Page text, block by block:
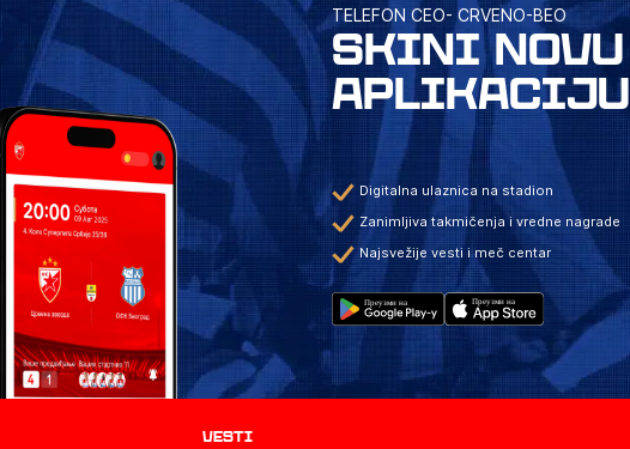
TELEFON CEO- CRVENO-BEO
SKINI NOVU
APLIKACIJU
Digitalna ulaznica na stadion
Zanimljiva takmičenja i vredne nagrade
Najsvežije vesti i meč centar
Vesti